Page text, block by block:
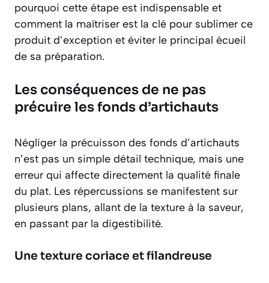
pourquoi cette étape est indispensable et
comment la maîtriser est la clé pour sublimer ce
produit d’exception et éviter le principal écueil
de sa préparation.
Les conséquences de ne pas
précuire les fonds d’artichauts
Négliger la précuisson des fonds d’artichauts
n’est pas un simple détail technique, mais une
erreur qui affecte directement la qualité finale
du plat. Les répercussions se manifestent sur
plusieurs plans, allant de la texture à la saveur,
en passant par la digestibilité.
Une texture coriace et filandreuse